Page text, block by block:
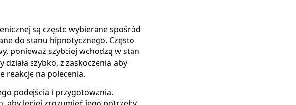
są często wybierane spośród
do stanu hipnotycznego. Często
ponieważ szybciej wchodzą w stan
szybko, z zaskoczenia aby
reakcje na polecenia.
podejścia i przygotowania.